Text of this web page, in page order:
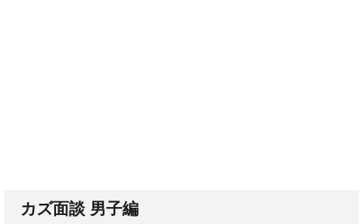
カズ面談 男子編